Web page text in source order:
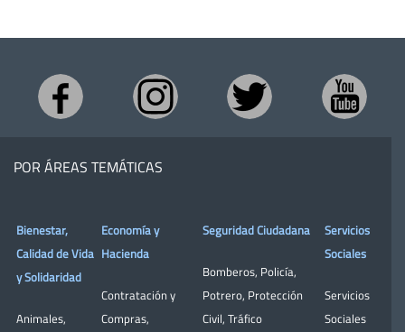
POR ÁREAS TEMÁTICAS
Bienestar,
Calidad de Vida
y Solidaridad
Animales,
Economía y
Hacienda
Contratación y
Compras,
Seguridad Ciudadana
Bomberos, Policía,
Potrero, Protección
Civil, Tráfico
Servicios
Sociales
Servicios
Sociales